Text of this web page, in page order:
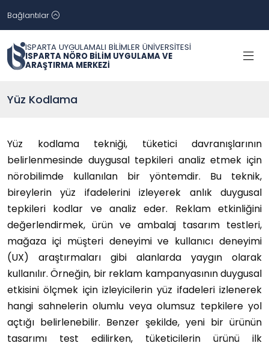
Bağlantılar
ISPARTA UYGULAMALI BİLİMLER ÜNİVERSİTESİ
ISPARTA NÖRO BİLİM UYGULAMA VE
ARAŞTIRMA MERKEZİ
Yüz Kodlama
Yüz kodlama tekniği, tüketici davranışlarının
belirlenmesinde duygusal tepkileri analiz etmek için
nörobilimde kullanılan bir yöntemdir. Bu teknik,
bireylerin yüz ifadelerini izleyerek anlık duygusal
tepkileri kodlar ve analiz eder. Reklam etkinliğini
değerlendirmek, ürün ve ambalaj tasarım testleri,
mağaza içi müşteri deneyimi ve kullanıcı deneyimi
(UX) araştırmaları gibi alanlarda yaygın olarak
kullanılır. Örneğin, bir reklam kampanyasının duygusal
etkisini ölçmek için izleyicilerin yüz ifadeleri izlenerek
hangi sahnelerin olumlu veya olumsuz tepkilere yol
açtığı belirlenebilir. Benzer şekilde, yeni bir ürünün
tasarımı test edilirken, tüketicilerin ürünü ilk